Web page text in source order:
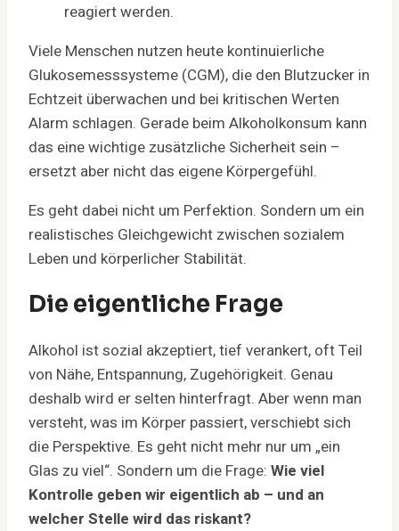
reagiert werden.
Viele Menschen nutzen heute kontinuierliche
Glukosemesssysteme (CGM), die den Blutzucker in
Echtzeit überwachen und bei kritischen Werten
Alarm schlagen. Gerade beim Alkoholkonsum kann
das eine wichtige zusätzliche Sicherheit sein –
ersetzt aber nicht das eigene Körpergefühl.
Es geht dabei nicht um Perfektion. Sondern um ein
realistisches Gleichgewicht zwischen sozialem
Leben und körperlicher Stabilität.
Die eigentliche Frage
Alkohol ist sozial akzeptiert, tief verankert, oft Teil
von Nähe, Entspannung, Zugehörigkeit. Genau
deshalb wird er selten hinterfragt. Aber wenn man
versteht, was im Körper passiert, verschiebt sich
die Perspektive. Es geht nicht mehr nur um „ein
Glas zu viel“. Sondern um die Frage: Wie viel
Kontrolle geben wir eigentlich ab – und an
welcher Stelle wird das riskant?